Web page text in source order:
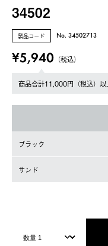
34502
製品コード No. 34502713
¥5,940 （税込）
商品合計11,000円（税込）以
ブラック
サンド